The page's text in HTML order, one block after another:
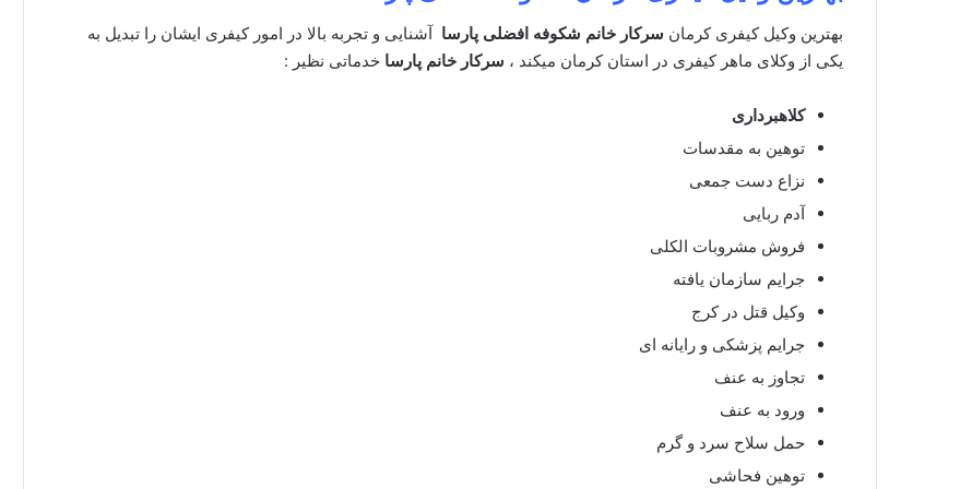
بهترین وکیل کیفری کرمان سرکار خانم شکوفه افضلی پارسا آشنایی و تجربه بالا در امور کیفری ایشان را تبدیل به
یکی از وکلای ماهر کیفری در استان کرمان میکند ، سرکار خانم پارسا خدماتی نظیر :
کلاهبرداری
توهین به مقدسات
نزاع دست جمعی
آدم ربایی
فروش مشروبات الکلی
جرایم سازمان یافته
وکیل قتل در کرج
جرایم پزشکی و رایانه ای
تجاوز به عنف
ورود به عنف
حمل سلاح سرد و گرم
توهین فحاشی